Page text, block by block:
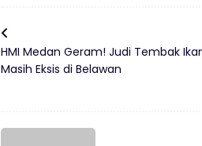
HMI Medan Geram! Judi Tembak Ikan
Masih Eksis di Belawan